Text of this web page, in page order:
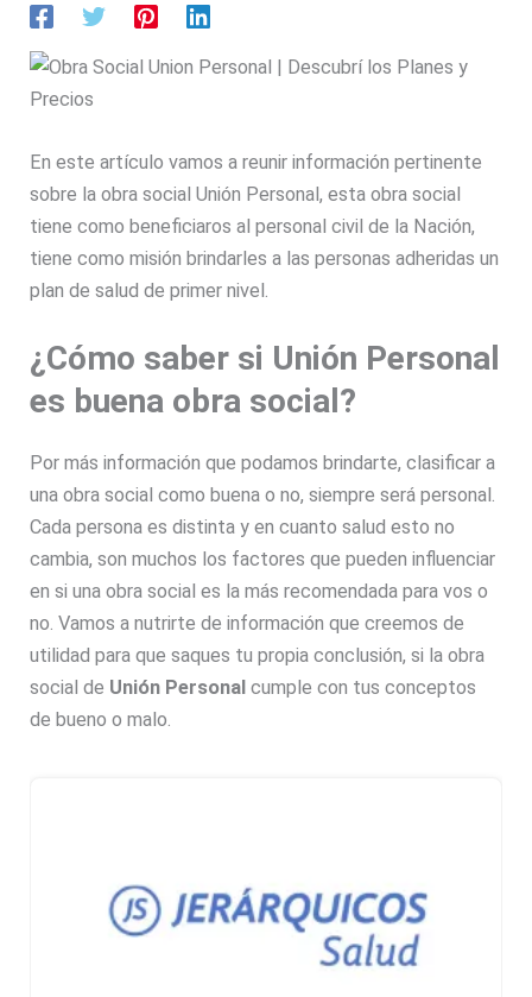
En este artículo vamos a reunir información pertinente
sobre la obra social Unión Personal, esta obra social
tiene como beneficiaros al personal civil de la Nación,
tiene como misión brindarles a las personas adheridas un
plan de salud de primer nivel.
¿Cómo saber si Unión Personal
es buena obra social?
Por más información que podamos brindarte, clasificar a
una obra social como buena o no, siempre será personal.
Cada persona es distinta y en cuanto salud esto no
cambia, son muchos los factores que pueden influenciar
en si una obra social es la más recomendada para vos o
no. Vamos a nutrirte de información que creemos de
utilidad para que saques tu propia conclusión, si la obra
social de Unión Personal cumple con tus conceptos
de bueno o malo.